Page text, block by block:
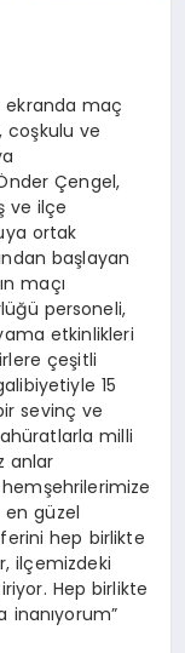
ekranda maç
coşkulu ve
Çengel,
ve ilçe
ortak
başlayan
maçı
personeli,
etkinlikleri
çeşitli
15
sevinç ve
milli
anlar
hemşehrilerimize
en güzel
hep birlikte
ilçemizdeki
Hep birlikte
inanıyorum”